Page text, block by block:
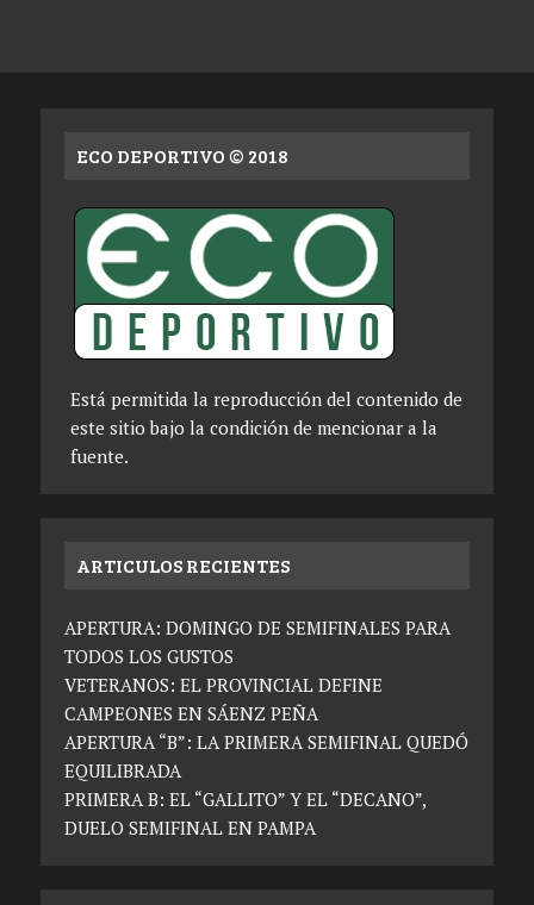
ECO DEPORTIVO © 2018
Está permitida la reproducción del contenido de
este sitio bajo la condición de mencionar a la
fuente.
ARTICULOS RECIENTES
APERTURA: DOMINGO DE SEMIFINALES PARA
TODOS LOS GUSTOS
VETERANOS: EL PROVINCIAL DEFINE
CAMPEONES EN SÁENZ PEÑA
APERTURA “B”: LA PRIMERA SEMIFINAL QUEDÓ
EQUILIBRADA
PRIMERA B: EL “GALLITO” Y EL “DECANO”,
DUELO SEMIFINAL EN PAMPA